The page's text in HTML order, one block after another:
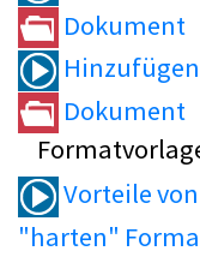
Dokument
Dokument
Vorteile
"harten"